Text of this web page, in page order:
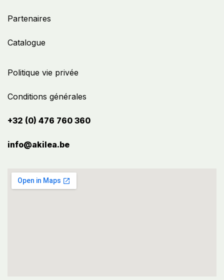
Politique vie privée
Conditions générales
+32 (0) 476 760 360
info@akilea.be​
Partenaires
Catalogue